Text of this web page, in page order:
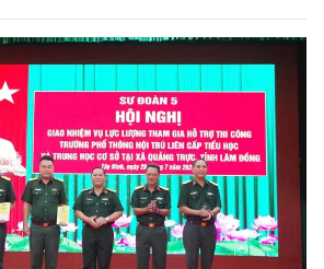
biểu chỉ đạo. Đại tá Võ Thành Danh, Ủy
ủy, Chỉ huy trưởng Bộ Chỉ huy
Nai chủ trì hội nghị.